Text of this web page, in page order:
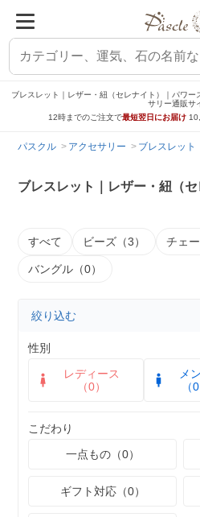
ブレスレット｜レザー・紐（セレナイト）｜パワ
サリー通販サ
12時までのご注文で最短翌日にお届け
パスクル アクセサリー ブレスレット
ブレスレット｜レザー・紐（セ
すべて ビーズ（3） チェ
バングル（0）
絞り込む
性別
レディース
（0）
メ
（0
こだわり
一点もの（0）
ギフト対応（0）